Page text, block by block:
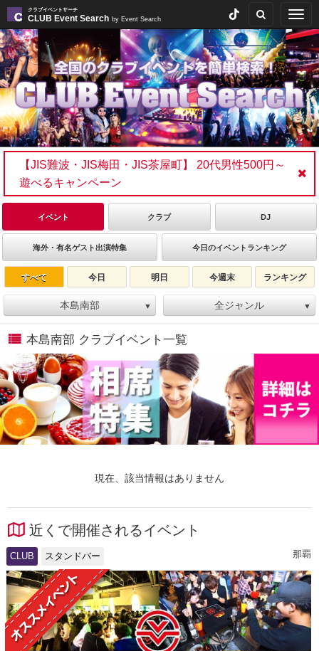
クラブイベントサーチ
CLUB Event Search by Event Search
【JIS難波・JIS梅田・JIS茶屋町】 20代男性500円～
遊べるキャンペーン
イベント クラブ DJ
海外・有名ゲスト出演特集 今日のイベントランキング
すべて 今日 明日 今週末 ランキング
本島南部 ▼ 全ジャンル ▼
本島南部 クラブイベント一覧
現在、該当情報はありません
近くで開催されるイベント
CLUB スタンドバー 那覇